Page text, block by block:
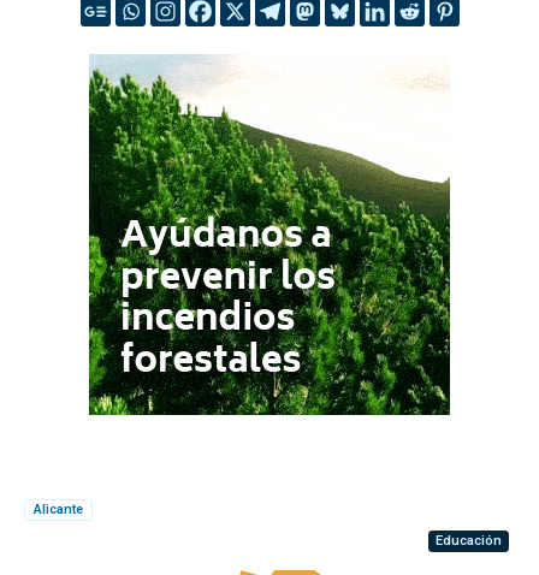
Alicante
Educación